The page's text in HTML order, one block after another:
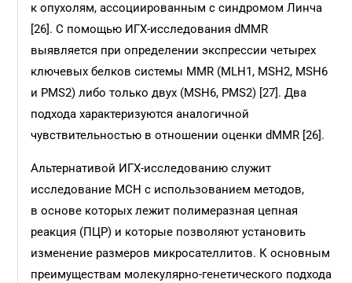
к опухолям, ассоциированным с синдромом Линча
[26]. С помощью ИГХ-исследования dMMR
выявляется при определении экспрессии четырех
ключевых белков системы MMR (MLH1, MSH2, MSH6
и PMS2) либо только двух (MSH6, PMS2) [27]. Два
подхода характеризуются аналогичной
чувствительностью в отношении оценки dMMR [26].
Альтернативой ИГХ-исследованию служит
исследование МСН с использованием методов,
в основе которых лежит полимеразная цепная
реакция (ПЦР) и которые позволяют установить
изменение размеров микросателлитов. К основным
преимуществам молекулярно-генетического подхода